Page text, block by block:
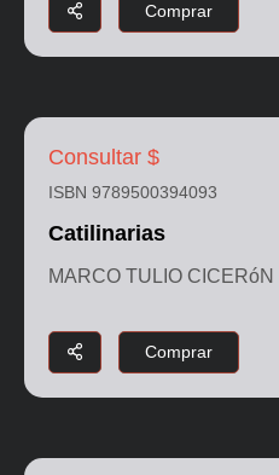
Comprar
Consultar $
ISBN 9789500394093
Catilinarias
MARCO TULIO CICERóN
Comprar